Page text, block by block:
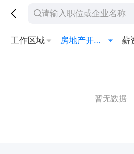
工作区域 房地产开发/策划 薪
暂无数据